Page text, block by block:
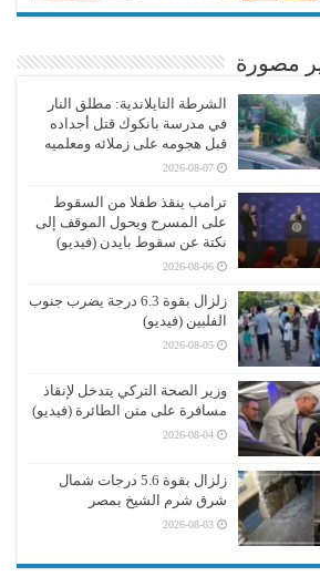
مصورة
الشرطة التايلاندية: مطلق النار
في مدرسة بانكوك قتل أجداده
قبل هجومه على زملائه ومعلميه
2026-08-07
ترامب ينقذ طفلا من السقوط
على المسرح ويحول الموقف إلى
نكتة عن سقوط بايدن (فيديو)
2026-08-06
زلزال بقوة 6.3 درجة يضرب جنوب
الفلبين (فيديو)
2026-08-05
وزير الصحة التركي يتدخل لإنقاذ
مسافرة على متن الطائرة (فيديو)
2026-08-04
زلزال بقوة 5.6 درجات شمال
شرق شرم الشيخ بمصر
2026-08-03